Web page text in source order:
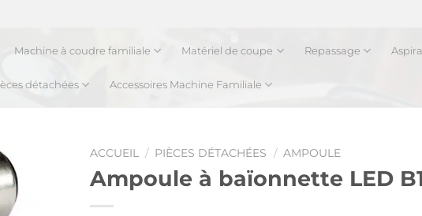
Machine à coudre familiale Matériel de coupe Repassage
détachées Accessoires Machine Familiale
ACCUEIL / PIÈCES DÉTACHÉES / AMPOULE
Ampoule à baïonnette LED